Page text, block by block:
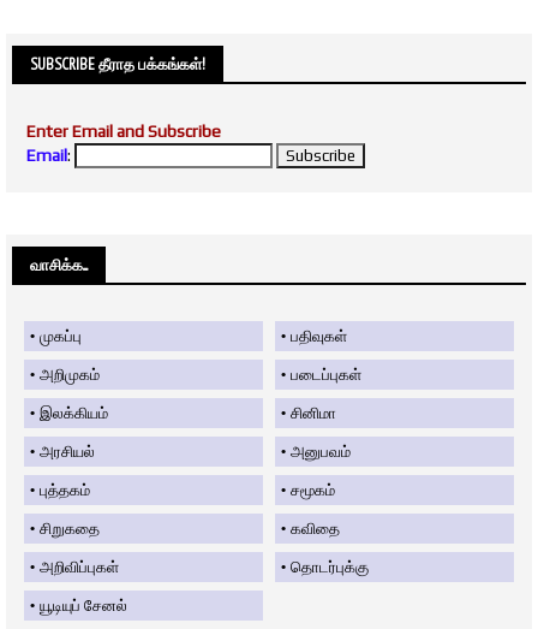
SUBSCRIBE தீராத பக்கங்கள்!
Enter Email and Subscribe
Email:
வாசிக்க....
முகப்பு பதிவுகள்
அறிமுகம் படைப்புகள்
இலக்கியம் சினிமா
அரசியல் அனுபவம்
புத்தகம் சமூகம்
சிறுகதை கவிதை
அறிவிப்புகள் தொடர்புக்கு
யூடியுப் சேனல்